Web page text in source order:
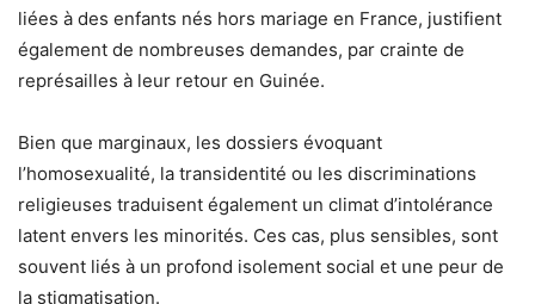
liées à des enfants nés hors mariage en France, justifient
également de nombreuses demandes, par crainte de
représailles à leur retour en Guinée.
Bien que marginaux, les dossiers évoquant
l’homosexualité, la transidentité ou les discriminations
religieuses traduisent également un climat d’intolérance
latent envers les minorités. Ces cas, plus sensibles, sont
souvent liés à un profond isolement social et une peur de
la stigmatisation.